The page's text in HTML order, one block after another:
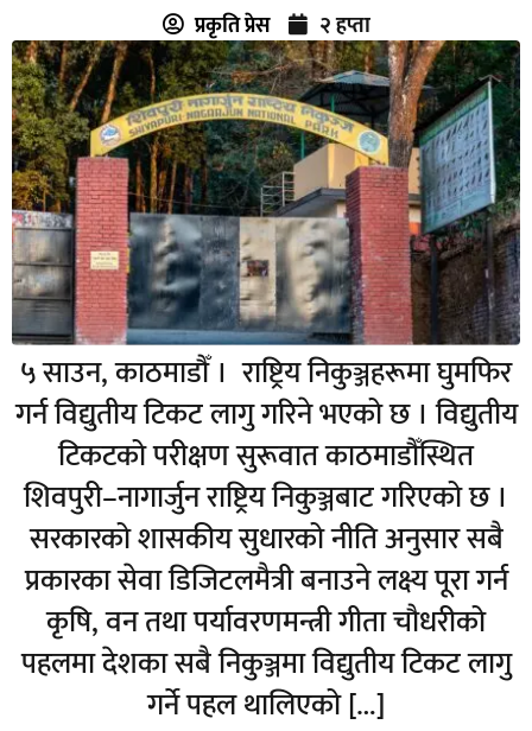
प्रकृति प्रेस २ हप्ता
५ साउन, काठमाडौँ । राष्ट्रिय निकुञ्जहरूमा घुमफिर
गर्न विद्युतीय टिकट लागु गरिने भएको छ । विद्युतीय
टिकटको परीक्षण सुरूवात काठमाडौँस्थित
शिवपुरी–नागार्जुन राष्ट्रिय निकुञ्जबाट गरिएको छ ।
सरकारको शासकीय सुधारको नीति अनुसार सबै
प्रकारका सेवा डिजिटलमैत्री बनाउने लक्ष्य पूरा गर्न
कृषि, वन तथा पर्यावरणमन्त्री गीता चौधरीको
पहलमा देशका सबै निकुञ्जमा विद्युतीय टिकट लागु
गर्ने पहल थालिएको […]